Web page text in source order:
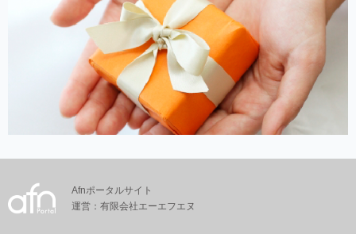
Afnポータルサイト
運営：有限会社エーエフエヌ